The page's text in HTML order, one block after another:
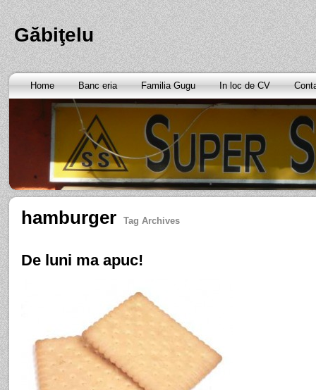
Găbiţelu
Home Banc eria Familia Gugu In loc de CV
hamburger Tag Archives
De luni ma apuc!